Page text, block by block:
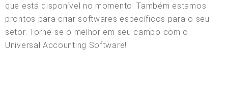
que está disponível no momento. Também estamos
prontos para criar softwares específicos para o seu
setor. Torne-se o melhor em seu campo com o
Universal Accounting Software!